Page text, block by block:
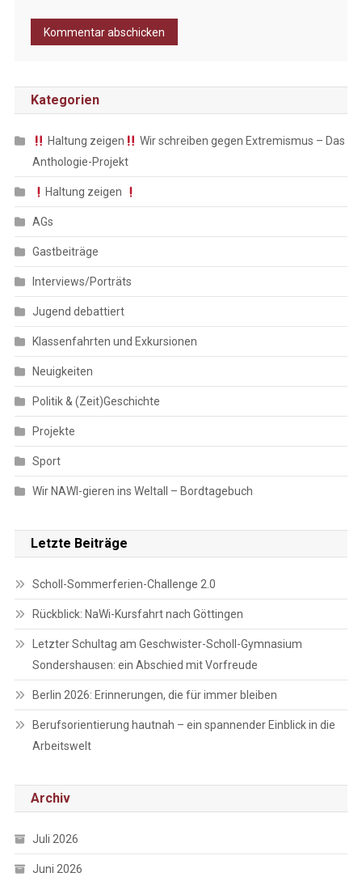
Kategorien
Haltung zeigen
Wir schreiben gegen Extremismus – Das
Anthologie-Projekt
Haltung zeigen
AGs
Gastbeiträge
Interviews/Porträts
Jugend debattiert
Klassenfahrten und Exkursionen
Neuigkeiten
Politik & (Zeit)Geschichte
Projekte
Sport
Wir NAWI-gieren ins Weltall – Bordtagebuch
Letzte Beiträge
Scholl-Sommerferien-Challenge 2.0
Rückblick: NaWi-Kursfahrt nach Göttingen
Letzter Schultag am Geschwister-Scholl-Gymnasium
Sondershausen: ein Abschied mit Vorfreude
Berlin 2026: Erinnerungen, die für immer bleiben
Berufsorientierung hautnah – ein spannender Einblick in die
Arbeitswelt
Archiv
Juli 2026
Juni 2026